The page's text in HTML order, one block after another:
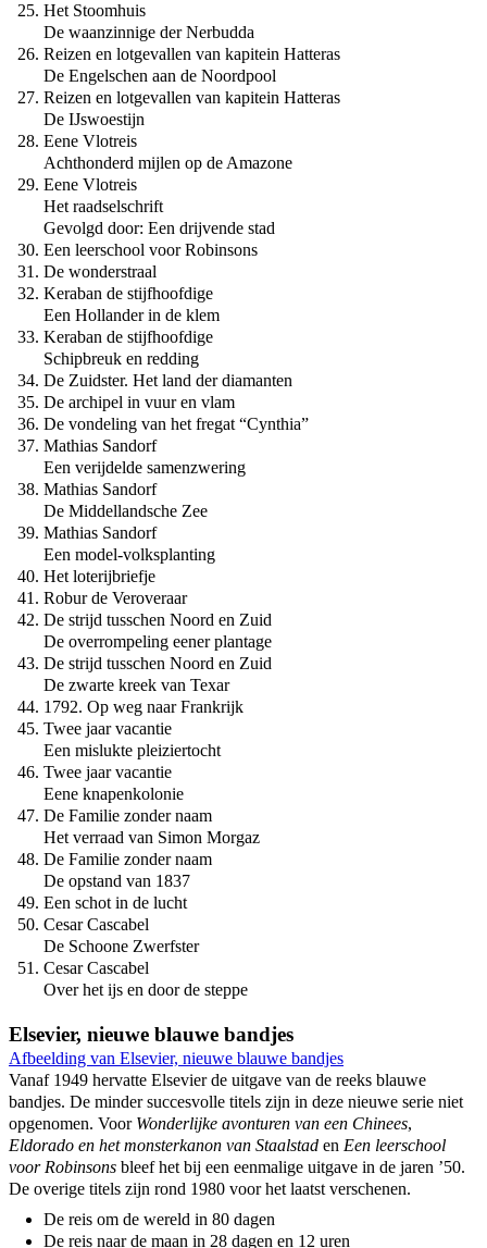
Het Stoomhuis
De waanzinnige der Nerbudda
Reizen en lotgevallen van kapitein Hatteras
De Engelschen aan de Noordpool
Reizen en lotgevallen van kapitein Hatteras
De Ĳswoestijn
Eene Vlotreis
Achthonderd mijlen op de Amazone
Eene Vlotreis
Het raadselschrift
Gevolgd door: Een drijvende stad
Een leerschool voor Robinsons
De wonderstraal
Keraban de stijfhoofdige
Een Hollander in de klem
Keraban de stijfhoofdige
Schipbreuk en redding
De Zuidster. Het land der diamanten
De archipel in vuur en vlam
De vondeling van het fregat “Cynthia”
Mathias Sandorf
Een verijdelde samenzwering
Mathias Sandorf
De Middellandsche Zee
Mathias Sandorf
Een model-volksplanting
Het loterijbriefje
Robur de Veroveraar
De strijd tusschen Noord en Zuid
De overrompeling eener plantage
De strijd tusschen Noord en Zuid
De zwarte kreek van Texar
1792. Op weg naar Frankrijk
Twee jaar vacantie
Een mislukte pleiziertocht
Twee jaar vacantie
Eene knapenkolonie
De Familie zonder naam
Het verraad van Simon Morgaz
De Familie zonder naam
De opstand van 1837
Een schot in de lucht
Cesar Cascabel
De Schoone Zwerfster
Cesar Cascabel
Over het ijs en door de steppe
Elsevier, nieuwe blauwe bandjes
Afbeelding van Elsevier, nieuwe blauwe bandjes
Vanaf 1949 hervatte Elsevier de uitgave van de reeks blauwe
bandjes. De minder succesvolle titels zijn in deze nieuwe serie niet
opgenomen. Voor Wonderlijke avonturen van een Chinees,
Eldorado en het monsterkanon van Staalstad en Een leerschool
voor Robinsons bleef het bij een eenmalige uitgave in de jaren ’50.
De overige titels zijn rond 1980 voor het laatst verschenen.
De reis om de wereld in 80 dagen
De reis naar de maan in 28 dagen en 12 uren